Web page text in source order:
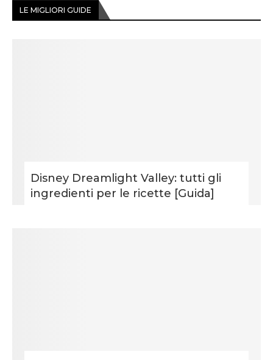
LE MIGLIORI GUIDE
Disney Dreamlight Valley: tutti gli
ingredienti per le ricette [Guida]